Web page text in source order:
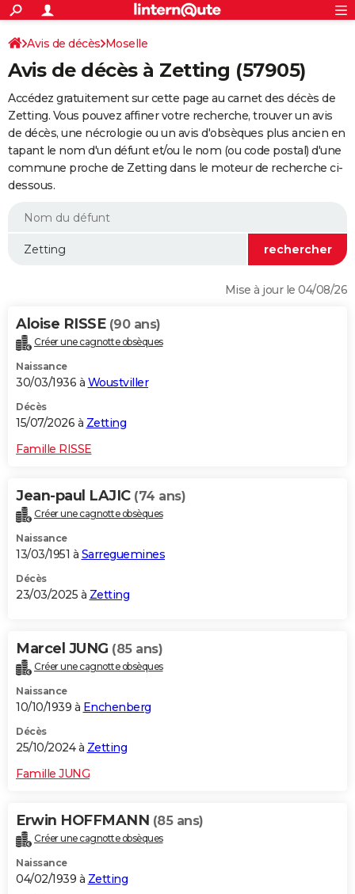
ACTUALITÉS
Politique
Société
Faits Divers
Education
Monde
Villes
+
SPORT
Coupe du monde 2026
Football
Tennis
Cyclisme
Rugby
Forum
Programme TV
TNT
Streaming
Cinéma
Sorties cinéma
Musique
+
FINANCE
Retraite
Epargne
Immobilier
Risques naturels par ville
Assurance
AUTO
Essais
Réserver un essai
Citadines
Berlines
SUV
Forum auto
+
HIGH-TECH
BRICOLAGE
WEEK-END
Alimentation
Guide de la santé
Maladies
Médicaments
Sommeil
VOYAGE
Destinations
City break
Voyage nature
Voyage de noces
Forum
Climat
+PHOTO
GUIDES D'ACHAT
Carte de Noël
Carte Bonne année
Carte Saint-Valentin
Carte Pâques
Carte d'anniversaire
DICTIONNAIRE
Dictionnaire
Biographies
Citations
Expressions
Proverbes
PROGRAMME TV
S'inscrire
Se connecter
Lycées
Collèges
Primaires
Universités
Entreprises
Service militaire
Avis de recherche
AVIS DE DÉCÈS
Bricolage
Lifestyle
Culture
Sport
Auto
Television
Voyage
Cinema
Avis de décès Moselle
Avis de décès à Zetting (57905)
Accédez gratuitement sur cette page au carnet des décès de
Zetting. Vous pouvez affiner votre recherche, trouver un avis
de décès, une nécrologie ou un avis d'obsèques plus ancien en
tapant le nom d'un défunt et/ou le nom (ou code postal) d'une
commune proche de Zetting dans le moteur de recherche ci-
dessous.
Mise à jour le 04/08/26
Aloise RISSE (90 ans)
Créer une cagnotte obsèques
Naissance
30/03/1936 à Woustviller
Décès
15/07/2026 à Zetting
Famille RISSE
Jean-paul LAJIC (74 ans)
Créer une cagnotte obsèques
Naissance
13/03/1951 à Sarreguemines
Décès
23/03/2025 à Zetting
Marcel JUNG (85 ans)
Créer une cagnotte obsèques
Naissance
10/10/1939 à Enchenberg
Décès
25/10/2024 à Zetting
Famille JUNG
Erwin HOFFMANN (85 ans)
Créer une cagnotte obsèques
Naissance
04/02/1939 à Zetting